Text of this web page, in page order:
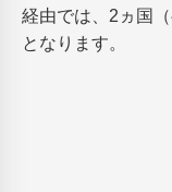
経由では、2ヵ国
となります。